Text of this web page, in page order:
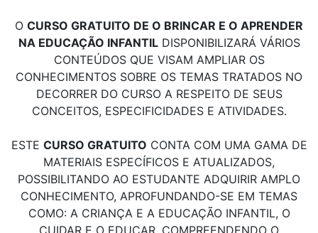
O CURSO GRATUITO DE O BRINCAR E O APRENDER
NA EDUCAÇÃO INFANTILDISPONIBILIZARÁ VÁRIOS
CONTEÚDOS QUE VISAM AMPLIAR OS
CONHECIMENTOS SOBRE OS TEMAS TRATADOS NO
DECORRER DO CURSO A RESPEITO DE SEUS
CONCEITOS, ESPECIFICIDADES E ATIVIDADES.
ESTE CURSO GRATUITO CONTA COM UMA GAMA DE
MATERIAIS ESPECÍFICOS E ATUALIZADOS,
POSSIBILITANDO AO ESTUDANTE ADQUIRIR AMPLO
CONHECIMENTO, APROFUNDANDO-SE EM TEMAS
COMO: A CRIANÇA E A EDUCAÇÃO INFANTIL, O